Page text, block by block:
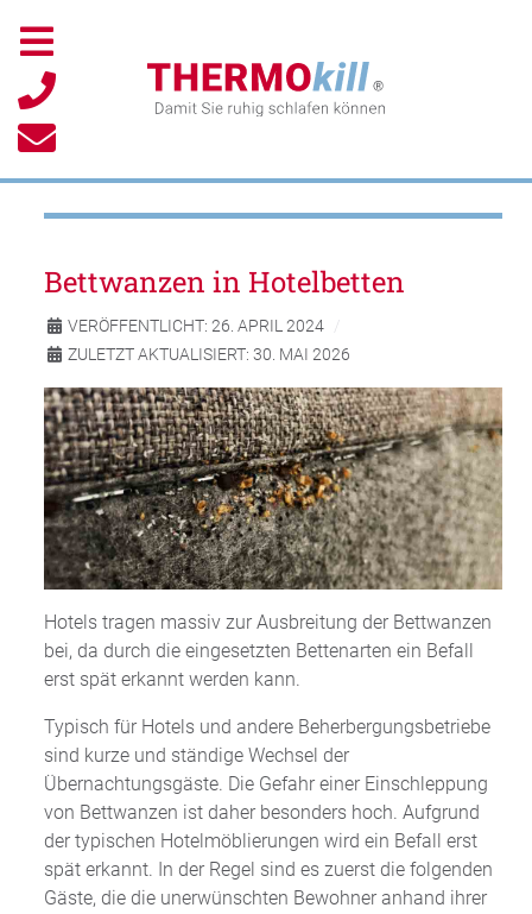
Bettwanzen in Hotelbetten
VERÖFFENTLICHT: 26. APRIL 2024
ZULETZT AKTUALISIERT: 30. MAI 2026
Hotels tragen massiv zur Ausbreitung der Bettwanzen
bei, da durch die eingesetzten Bettenarten ein Befall
erst spät erkannt werden kann.
Typisch für Hotels und andere Beherbergungsbetriebe
sind kurze und ständige Wechsel der
Übernachtungsgäste. Die Gefahr einer Einschleppung
von Bettwanzen ist daher besonders hoch. Aufgrund
der typischen Hotelmöblierungen wird ein Befall erst
spät erkannt. In der Regel sind es zuerst die folgenden
Gäste, die die unerwünschten Bewohner anhand ihrer